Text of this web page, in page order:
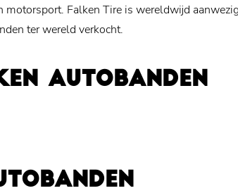
motorsport. Falken Tire is wereldwijd
ter wereld verkocht.
AUTOBANDEN